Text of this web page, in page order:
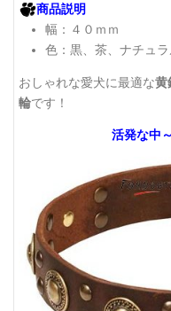
商品説明
幅：４０ｍｍ
色：黒、茶、ナチュ
おしゃれな愛犬に最適な黄
輪です！
活発な中